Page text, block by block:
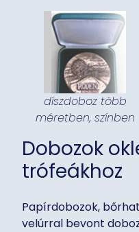
díszdoboz több
méretben, színben
Dobozok
trófeákhoz
Papírdobozok,
velúrral bevont